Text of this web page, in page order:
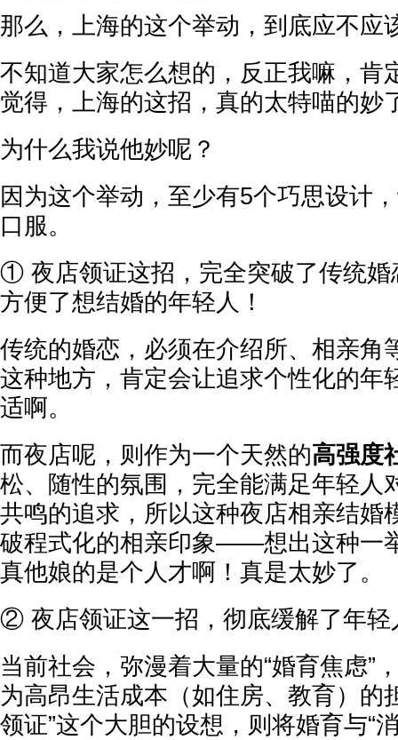
那么，上海的这个举动，到底应不应
不知道大家怎么想的，反正我嘛，肯
觉得，上海的这招，真的太特喵的妙
为什么我说他妙呢？
因为这个举动，至少有5个巧思设计
口服。
① 夜店领证这招，完全突破了传统婚
方便了想结婚的年轻人！
传统的婚恋，必须在介绍所、相亲角
这种地方，肯定会让追求个性化的年
适啊。
而夜店呢，则作为一个天然的高强度
松、随性的氛围，完全能满足年轻人
共鸣的追求，所以这种夜店相亲结婚
破程式化的相亲印象——想出这种一
真他娘的是个人才啊！真是太妙了。
② 夜店领证这一招，彻底缓解了年轻
当前社会，弥漫着大量的“婚育焦虑”
为高昂生活成本（如住房、教育）的
领证”这个大胆的设想，则将婚育与“